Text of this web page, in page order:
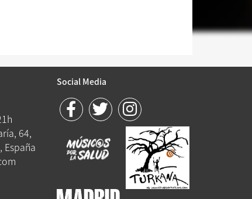
64,
España
Social Media